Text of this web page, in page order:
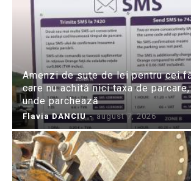
Amenzi de sute de lei pentru cei
care nu achită nici taxa de
unde parchează
Flavia DANCIU - august 7, 2026